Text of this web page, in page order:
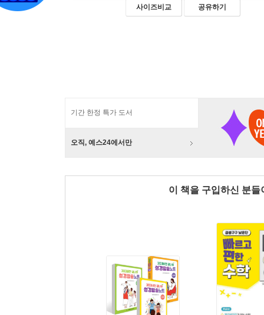
사이즈비교 공유하기
기간 한정 특가 도서
오직, 예스24에서만
이 책을 구입하신 분